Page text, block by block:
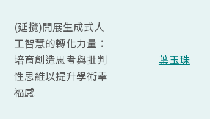
(延攬)開展生成式人
工智慧的轉化力量：
培育創造思考與批判
性思維以提升學術幸
福感
葉玉珠